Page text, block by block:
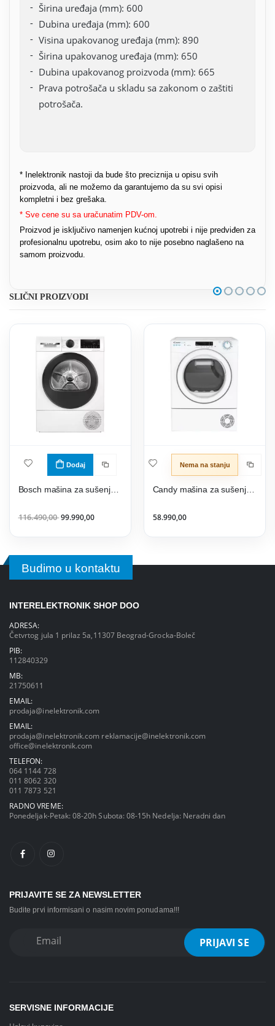
Širina uređaja (mm): 600
Dubina uređaja (mm): 600
Visina upakovanog uređaja (mm): 890
Širina upakovanog uređaja (mm): 650
Dubina upakovanog proizvoda (mm): 665
Prava potrošača u skladu sa zakonom o zaštiti
potrošača.
* Inelektronik nastoji da bude što preciznija u opisu svih
proizvoda, ali ne možemo da garantujemo da su svi opisi
kompletni i bez grešaka.
* Sve cene su sa uračunatim PDV-om.
Proizvod je isključivo namenjen kućnoj upotrebi i nije predviđen za
profesionalnu upotrebu, osim ako to nije posebno naglašeno na
samom proizvodu.
SLIČNI PROIZVODI
Dodaj
Bosch mašina za sušenje veša WQG24501BY
116.490,00 99.990,00
Nema na stanju
Candy mašina za sušenje veša CSO4 H7A2DE-S
58.990,00
Budimo u kontaktu
INTERELEKTRONIK SHOP DOO
ADRESA:
Četvrtog jula 1 prilaz 5a,11307 Beograd-Grocka-Boleč
PIB:
112840329
MB:
21750611
EMAIL:
prodaja@inelektronik.com
EMAIL:
prodaja@inelektronik.com reklamacije@inelektronik.com
office@inelektronik.com
TELEFON:
064 1144 728
011 8062 320
011 7873 521
RADNO VREME:
Ponedeljak-Petak: 08-20h Subota: 08-15h Nedelja: Neradni dan
PRIJAVITE SE ZA NEWSLETTER
Budite prvi informisani o nasim novim ponudama!!!
SERVISNE INFORMACIJE